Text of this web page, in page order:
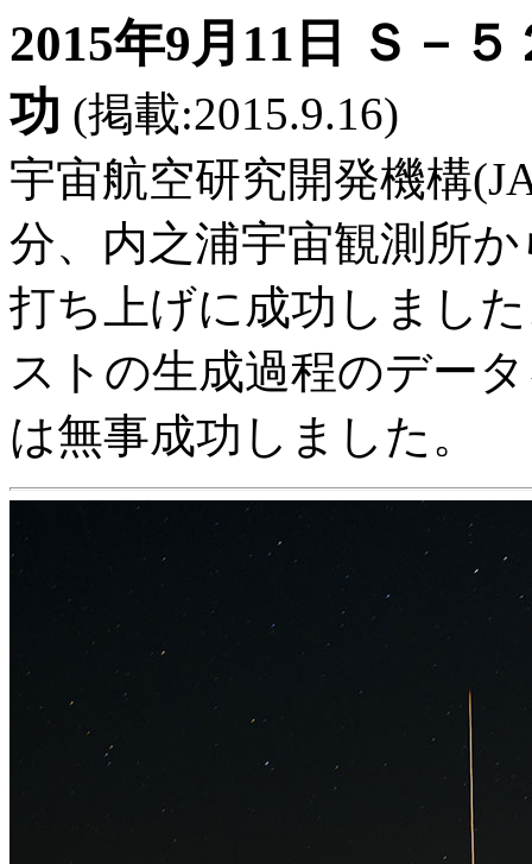
2015年9月11日 Ｓ－
功 (掲載:2015.9.16)
宇宙航空研究開発機構
分、内之浦宇宙観測所
打ち上げに成功しまし
ストの生成過程のデー
は無事成功しました。